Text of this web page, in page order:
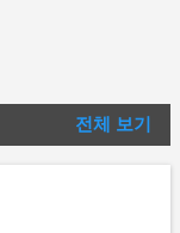
전체 보기